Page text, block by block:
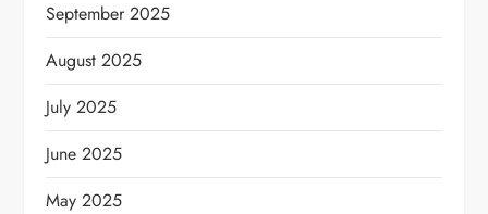
September 2025
August 2025
July 2025
June 2025
May 2025